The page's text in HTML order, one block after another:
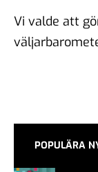
Vi valde att
POPULÄRA